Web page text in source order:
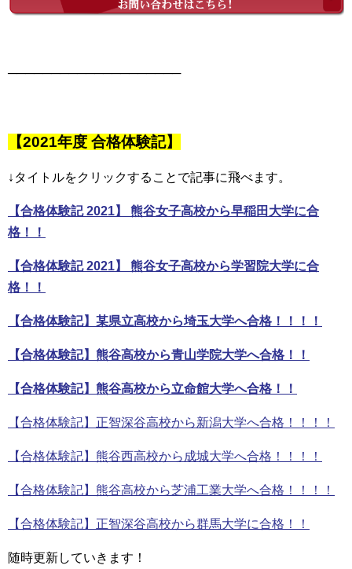
────────────────────
【2021年度 合格体験記】
↓タイトルをクリックすることで記事に飛べます。
【合格体験記 2021】 熊谷女子高校から早稲田大学に合
格！！
【合格体験記 2021】 熊谷女子高校から学習院大学に合
格！！
【合格体験記】某県立高校から埼玉大学へ合格！！！！
【合格体験記】熊谷高校から青山学院大学へ合格！！
【合格体験記】熊谷高校から立命館大学へ合格！！
【合格体験記】正智深谷高校から新潟大学へ合格！！！！
【合格体験記】熊谷西高校から成城大学へ合格！！！！
【合格体験記】熊谷高校から芝浦工業大学へ合格！！！！
【合格体験記】正智深谷高校から群馬大学に合格！！
随時更新していきます！